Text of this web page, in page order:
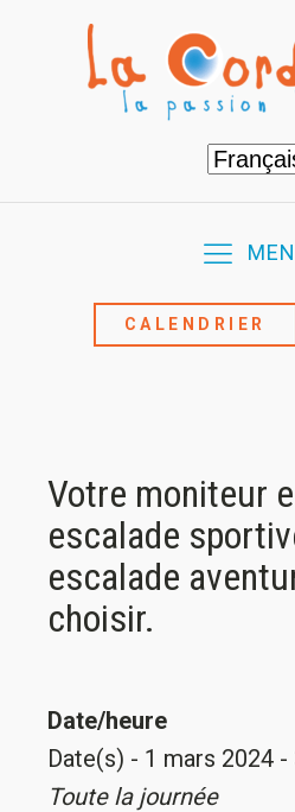
Choisir
une
CALENDRIER
Votre moniteur
escalade
escalade
choisir.
Date/heure
Date(s) - 1 mars 2024
Toute la journée